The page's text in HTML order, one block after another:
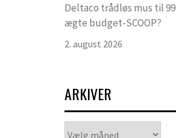
Deltaco trådløs mus til
ægte budget-SCOOP?
2. august 2026
ARKIVER